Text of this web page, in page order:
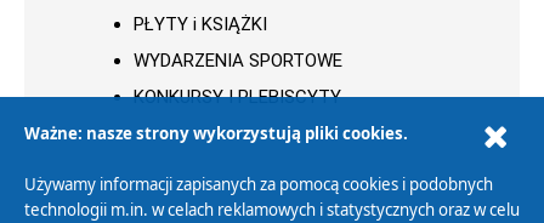
PŁYTY i KSIĄŻKI
WYDARZENIA SPORTOWE
KONKURSY I PLEBISCYTY
Ważne: nasze strony wykorzystują pliki cookies.
Używamy informacji zapisanych za pomocą cookies i podobnych
technologii m.in. w celach reklamowych i statystycznych oraz w celu